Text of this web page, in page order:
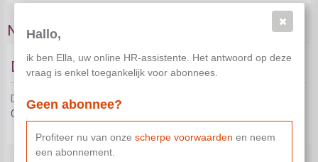
Niet-concurrentiebeding bij aanwerving
Definitie
Dit document is niet beschikbaar in je huidige abonnement.
Contacteer ons
Hallo,
ik ben Ella, uw online HR-assistente. Het antwoord op deze
vraag is enkel toegankelijk voor abonnees.
Geen abonnee?
Profiteer nu van onze scherpe voorwaarden en neem
een abonnement.